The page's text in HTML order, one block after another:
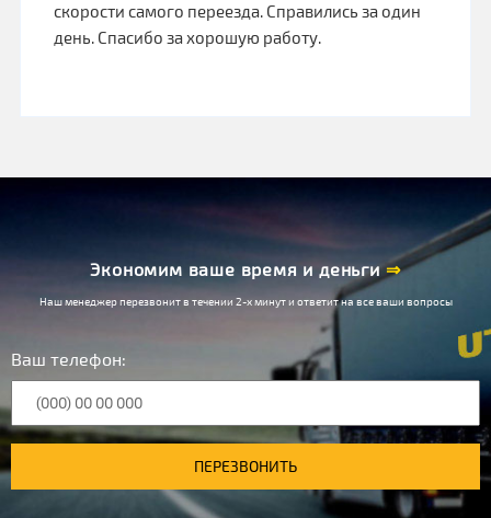
скорости самого переезда. Справились за один
день. Спасибо за хорошую работу.
Экономим ваше время и деньги⇒
Наш менеджер перезвонит в течении 2-х минут и ответит на все ваши вопросы
Ваш телефон:
ПЕРЕЗВОНИТЬ